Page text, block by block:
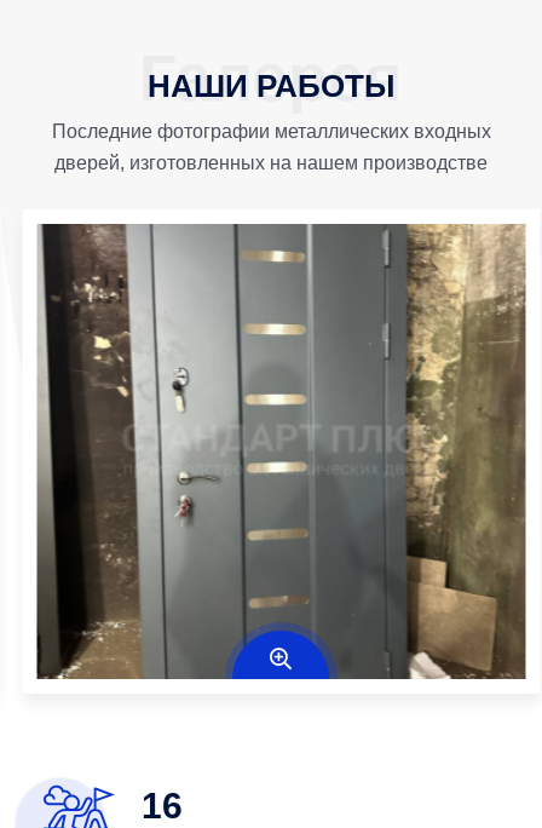
НАШИ РАБОТЫ
Последние фотографии металлических входных
дверей, изготовленных на нашем производстве
16